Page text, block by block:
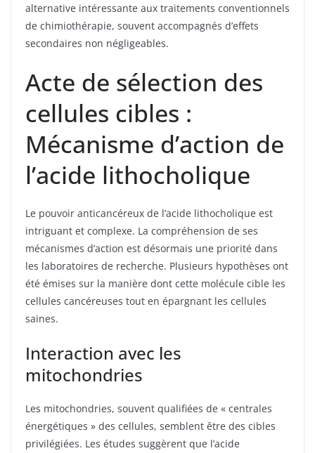
alternative intéressante aux traitements conventionnels
de chimiothérapie, souvent accompagnés d’effets
secondaires non négligeables.
Acte de sélection des
cellules cibles :
Mécanisme d’action de
l’acide lithocholique
Le pouvoir anticancéreux de l’acide lithocholique est
intriguant et complexe. La compréhension de ses
mécanismes d’action est désormais une priorité dans
les laboratoires de recherche. Plusieurs hypothèses ont
été émises sur la manière dont cette molécule cible les
cellules cancéreuses tout en épargnant les cellules
saines.
Interaction avec les
mitochondries
Les mitochondries, souvent qualifiées de « centrales
énergétiques » des cellules, semblent être des cibles
privilégiées. Les études suggèrent que l’acide